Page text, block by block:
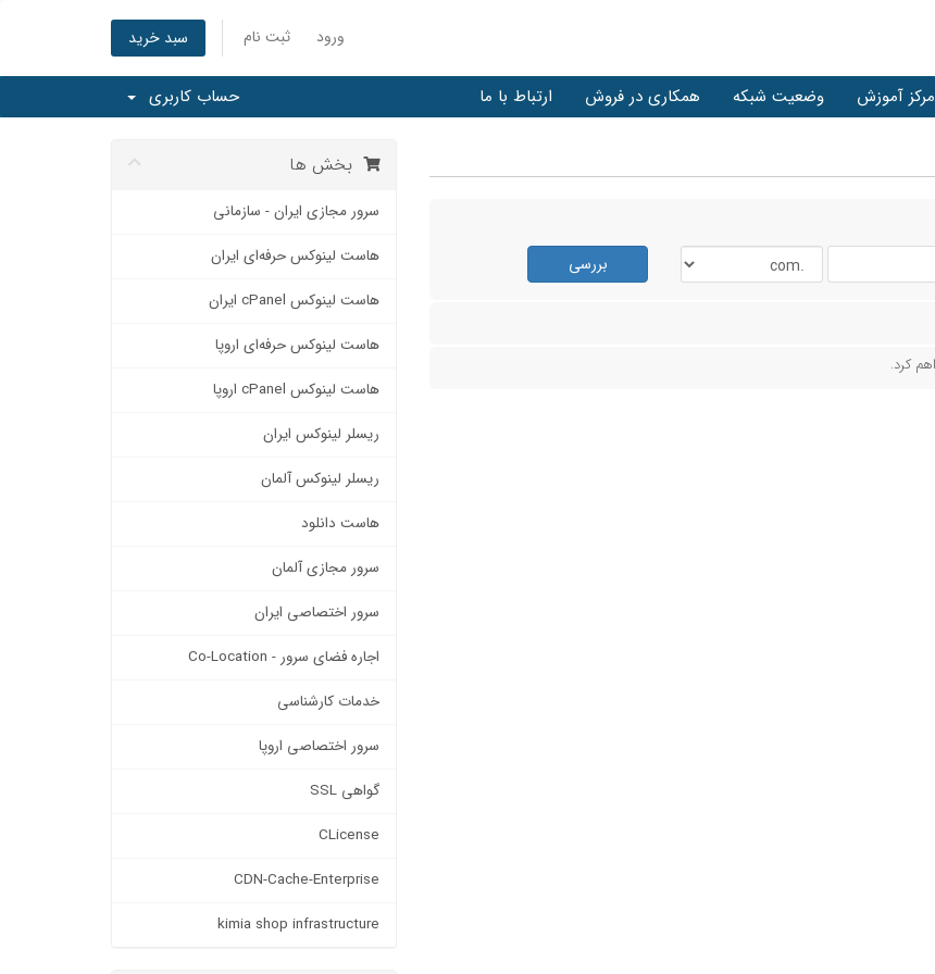
ورود ثبت نام سبد خرید
مرکز آموزش وضعیت شبکه همکاری در فروش ارتباط با ما حساب کاربری
بخش ها
سرور مجازی ایران - سازمانی
هاست لینوکس حرفه‌ای ایران
هاست لینوکس cPanel ایران
هاست لینوکس حرفه‌ای اروپا
هاست لینوکس cPanel اروپا
ریسلر لينوكس ایران
ریسلر لینوکس آلمان
هاست دانلود
سرور مجازی آلمان
سرور اختصاصی ايران
اجاره فضای سرور - Co-Location
خدمات کارشناسی
سرور اختصاصی اروپا
گواهی SSL
CLicense
CDN-Cache-Enterprise
kimia shop infrastructure
بررسی